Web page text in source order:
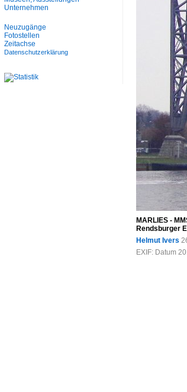
MARLIES -
Rendsburger
Helmut Ivers
EXIF: Datum
Unternehmen
Neuzugänge
Fotostellen
Zeitachse
Datenschutzerklärung